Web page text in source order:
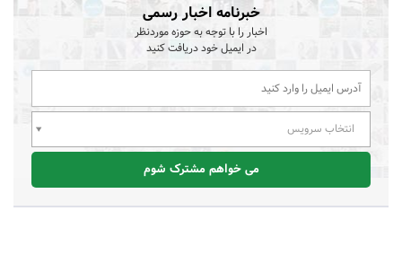
خبرنامه اخبار رسمی
اخبار را با توجه به حوزه موردنظر
در ایمیل خود دریافت کنید
انتخاب سرویس
می خواهم مشترک شوم